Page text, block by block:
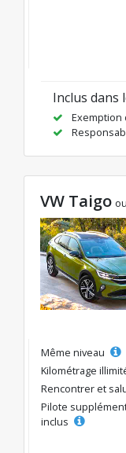
Inclus dans
Exemption
VW Taigo
Même niveau
Kilométrage
Rencontrer et
Pilote
inclus